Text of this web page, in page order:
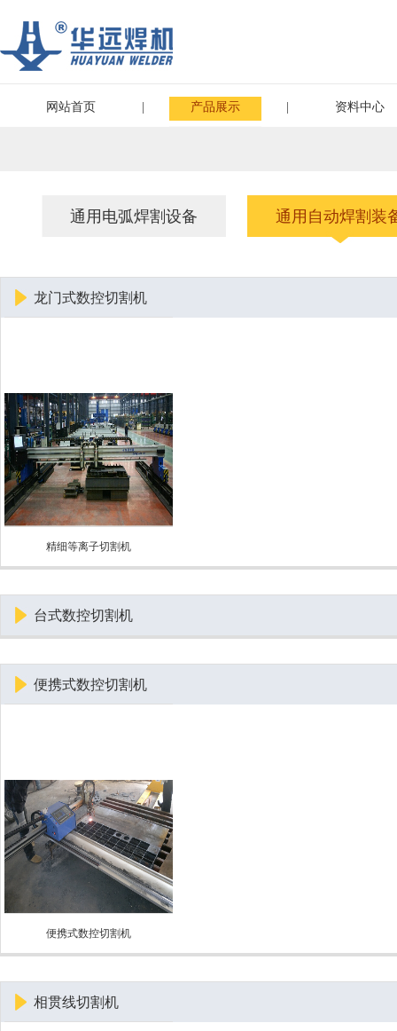
网站首页 产品展示 资料中心
通用电弧焊割设备 通用自动焊割装
龙门式数控切割机
精细等离子切割机
台式数控切割机
便携式数控切割机
便携式数控切割机
相贯线切割机